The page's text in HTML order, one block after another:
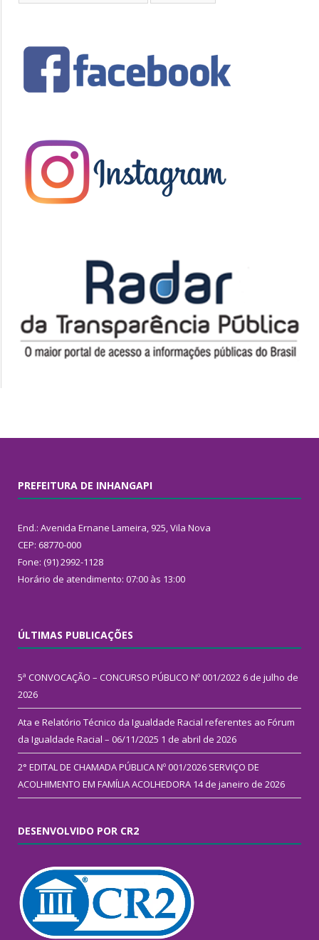
PREFEITURA DE INHANGAPI
End.: Avenida Ernane Lameira, 925, Vila Nova
CEP: 68770-000
Fone: (91) 2992-1128
Horário de atendimento: 07:00 às 13:00
ÚLTIMAS PUBLICAÇÕES
5ª CONVOCAÇÃO – CONCURSO PÚBLICO Nº 001/2022 6 de julho de
2026
Ata e Relatório Técnico da Igualdade Racial referentes ao Fórum
da Igualdade Racial – 06/11/2025 1 de abril de 2026
2° EDITAL DE CHAMADA PÚBLICA Nº 001/2026 SERVIÇO DE
ACOLHIMENTO EM FAMÍLIA ACOLHEDORA 14 de janeiro de 2026
DESENVOLVIDO POR CR2